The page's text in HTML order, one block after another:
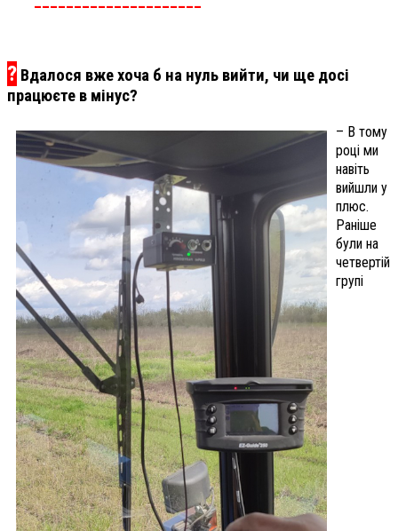
? Вдалося вже хоча б на нуль вийти, чи ще досі
працюєте в мінус?
– В тому
році ми
навіть
вийшли у
плюс.
Раніше
були на
четвертій
групі